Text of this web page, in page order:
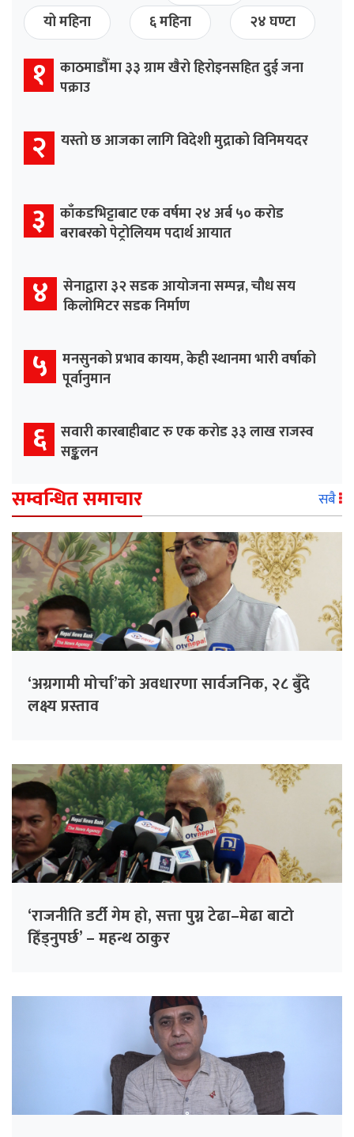
यो महिना
६ महिना २४ घण्टा
१ काठमाडौँमा ३३ ग्राम खैरो हिरोइनसहित दुई जना
पक्राउ
२ यस्तो छ आजका लागि विदेशी मुद्राको विनिमयदर
३ काँकडभिट्टाबाट एक वर्षमा २४ अर्ब ५० करोड
बराबरको पेट्रोलियम पदार्थ आयात
४ सेनाद्वारा ३२ सडक आयोजना सम्पन्न, चौध सय
किलोमिटर सडक निर्माण
५ मनसुनको प्रभाव कायम, केही स्थानमा भारी वर्षाको
पूर्वानुमान
६ सवारी कारबाहीबाट रु एक करोड ३३ लाख राजस्व
सङ्कलन
सम्वन्धित समाचार सबै
‘अग्रगामी मोर्चा’को अवधारणा सार्वजनिक, २८ बुँदे
लक्ष्य प्रस्ताव
‘राजनीति डर्टी गेम हो, सत्ता पुग्न टेढा–मेढा बाटो
हिँड्नुपर्छ’ – महन्थ ठाकुर